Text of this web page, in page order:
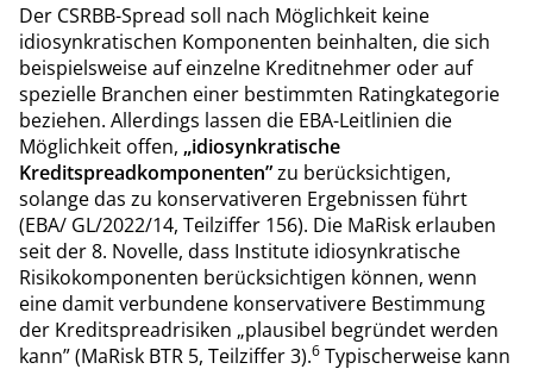
Der CSRBB-Spread soll nach Möglichkeit keine
idiosynkratischen Komponenten beinhalten, die sich
beispielsweise auf einzelne Kreditnehmer oder auf
spezielle Branchen einer bestimmten Ratingkategorie
beziehen. Allerdings lassen die EBA-Leitlinien die
Möglichkeit offen, „idiosynkratische
Kreditspreadkomponenten”zu berücksichtigen,
solange das zu konservativeren Ergebnissen führt
(EBA/ GL/2022/14, Teilziffer 156). Die MaRisk erlauben
seit der 8. Novelle, dass Institute idiosynkratische
Risikokomponenten berücksichtigen können, wenn
eine damit verbundene konservativere Bestimmung
der Kreditspreadrisiken „plausibel begründet werden
kann” (MaRisk BTR 5, Teilziffer 3).6 Typischerweise kann